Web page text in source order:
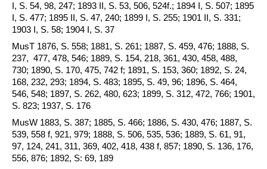
I, S. 54, 98, 247; 1893 II, S. 53, 506, 524f.; 1894 I, S. 507; 1895
I, S. 477; 1895 II, S. 47, 240; 1899 I, S. 255; 1901 II, S. 331;
1903 I, S. 58; 1904 I, S. 37
MusT 1876, S. 558; 1881, S. 261; 1887, S. 459, 476; 1888, S.
237, 477, 478, 546; 1889, S. 154, 218, 361, 430, 458, 488,
730; 1890, S. 170, 475, 742 f; 1891, S. 153, 360; 1892, S. 24,
168, 232, 293; 1894, S. 483; 1895, S. 49, 96; 1896, S. 464,
546, 548; 1897, S. 262, 480, 623; 1899, S. 312, 472, 766; 1901,
S. 823; 1937, S. 176
MusW 1883, S. 387; 1885, S. 466; 1886, S. 430, 476; 1887, S.
539, 558 f, 921, 979; 1888, S. 506, 535, 536; 1889, S. 61, 91,
97, 124, 241, 311, 369, 402, 418, 438 f, 857; 1890, S. 136, 176,
556, 876; 1892, S: 69, 189